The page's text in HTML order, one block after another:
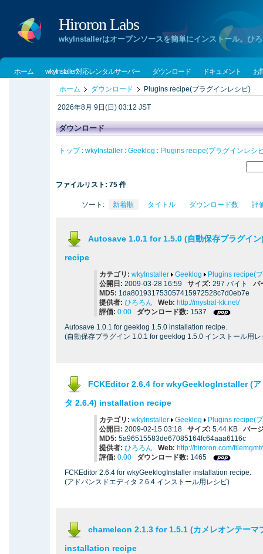
Hiroron Labs
wkyInstallerはオープンソースを簡単にインストール。ひ
ホーム wkyInstaller対応レンタルサーバー ダウンロード ドキュメント お
ホーム ダウンロード Plugins recipe(プラグインレシピ)
2026年8月 9日(日) 03:12 JST
ダウンロード
トップ: wkyInstaller : Geeklog : Plugins recipe(プラグインレシ
ファイルリスト: 75 件
ソート: 新着順 タイトル ダウンロード数 評
Autosave 1.0.1 for 1.5.0 (自動保存プラグイ
recipe
カテゴリ: wkyInstaller Geeklog
Plugins recipe(
公開日: 2009-03-28 16:59 サイズ: 297 バイト バ
MD5: 1da801931753057415972528c7d0eb7e
提供者: ひろろん Web: http://mystral-kk.net/
評価: 0.00 ダウンロード数: 1537
Autosave 1.0.1 for geeklog 1.5.0 installation recipe.
(自動保存プラグイン 1.0.1 for geeklog 1.5.0 インストール用レ
FCKEditor 2.6.4 for wkyGeeklogInstaller (ア
タ 2.6.4) installation recipe
カテゴリ: wkyInstaller Geeklog
Plugins recipe(
公開日: 2009-02-15 03:18 サイズ: 5.44 KB バー
MD5: 5a96515583de67085164fc64aaa6116c
提供者: ひろろん Web: http://hiroron.com/
評価: 0.00 ダウンロード数: 1465
FCKEditor 2.6.4 for wkyGeeklogInstaller installation recipe.
(アドバンスドエディタ 2.6.4 インストール用レシピ)
chameleon 2.1.3 for 1.5.1 (カメレオンテーマ
installation recipe